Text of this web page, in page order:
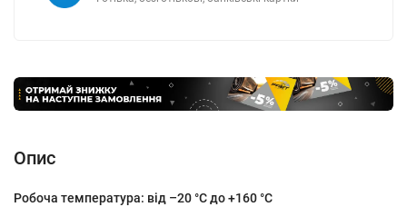
Опис
Робоча температура: від –20 °C до +160 °C